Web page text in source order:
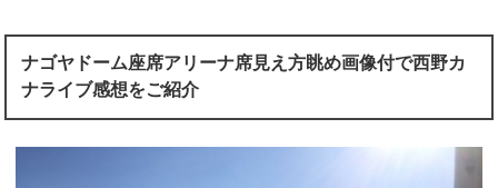
ナゴヤドーム座席アリーナ席見え方眺め画像付で西野カ
ナライブ感想をご紹介